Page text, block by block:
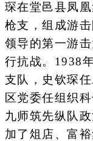
琛在堂邑县凤
枪支，组成游
领导的第一游
行抗战。1938
支队，史钦琛
区党委任组织
九师筑先纵队
加了俎店、富